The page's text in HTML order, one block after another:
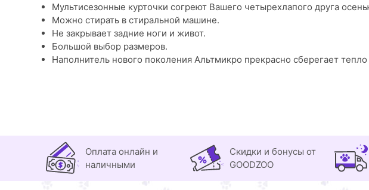
Мультисезонные курточки согреют Вашего четырехлапого друга
Можно стирать в стиральной машине.
Не закрывает задние ноги и живот.
Большой выбор размеров.
Наполнитель нового поколения Альтмикро прекрасно сберегает
Оплата онлайн и
наличными
Скидки и бонусы от
GOODZOO